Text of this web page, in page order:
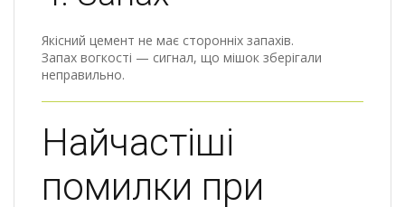
Якісний цемент не має сторонніх запахів.
Запах вогкості — сигнал, що мішок зберігали
неправильно.
Найчастіші
помилки при